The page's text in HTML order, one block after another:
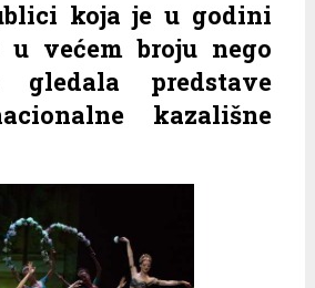
koja je u godini
većem broju nego
gledala predstave
kazališne